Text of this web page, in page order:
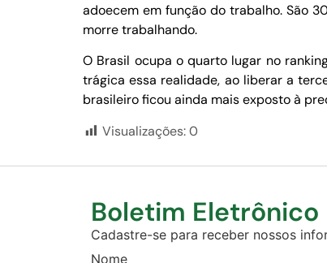
adoecem em função do trabalho. São
morre trabalhando.
O Brasil ocupa o quarto lugar no
trágica essa realidade, ao liberar a
brasileiro ficou ainda mais exposto à
Visualizações:0
Boletim Eletrônico
Cadastre-se para receber nossos
Nome